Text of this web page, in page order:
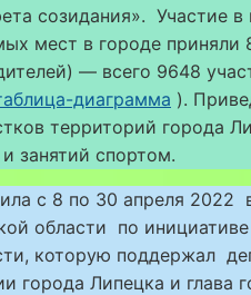
созидания». Участие
мест в городе приняли
— всего 9648
диаграмма ).
территорий города
занятий спортом.
с 8 по 30 апреля
области по
которую поддержал
города Липецка и глава